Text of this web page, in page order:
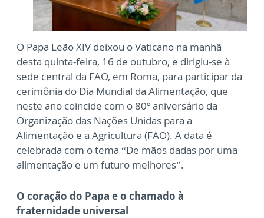
O Papa Leão XIV deixou o Vaticano na manhã
desta quinta-feira, 16 de outubro, e dirigiu-se à
sede central da FAO, em Roma, para participar da
cerimônia do Dia Mundial da Alimentação, que
neste ano coincide com o 80º aniversário da
Organização das Nações Unidas para a
Alimentação e a Agricultura (FAO). A data é
celebrada com o tema “De mãos dadas por uma
alimentação e um futuro melhores”.
O coração do Papa e o chamado à
fraternidade universal